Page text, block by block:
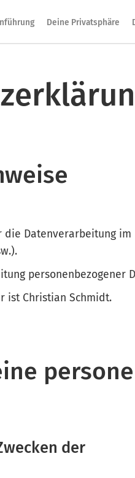
Deine Privatsphäre
Datenverarbeitung im
personenbezogener
ist Christian Schmidt.
der